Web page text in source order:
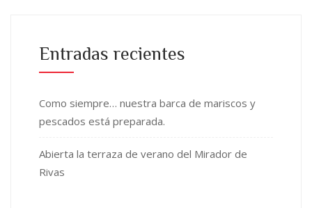
Entradas recientes
Como siempre… nuestra barca de mariscos y
pescados está preparada.
Abierta la terraza de verano del Mirador de
Rivas